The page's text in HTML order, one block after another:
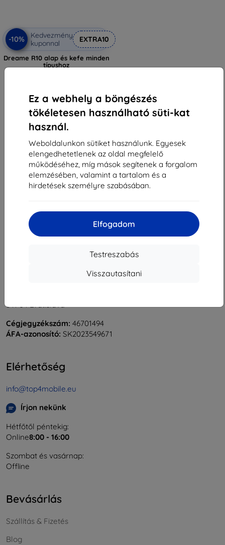
Ez a webhely a böngészés
tökéletesen használható süti-kat
használ.
Weboldalunkon sütiket használunk. Egyesek
elengedhetetlenek az oldal megfelelő
működéséhez, míg mások segítenek a forgalom
elemzésében, valamint a tartalom és a
hirdetések személyre szabásában.
Elfogadom
Testreszabás
Visszautasítani
-10%
Kedvezmény
kuponnal
EXTRA10
Dreame R10 alap és kefe minden
típushoz
Raktáron 3 darab
Összes találat5
841 04 Bratislava
Cégjegyzékszám: 46701494
ÁFA-azonosító: SK2023549671
Elérhetőség
info@top4mobile.eu
Írjon nekünk
Hétfőtől péntekig:
Online8:00 - 16:00
Szombat és vasárnap:
Offline
Bevásárlás
Szállítás & Fizetés
Blog